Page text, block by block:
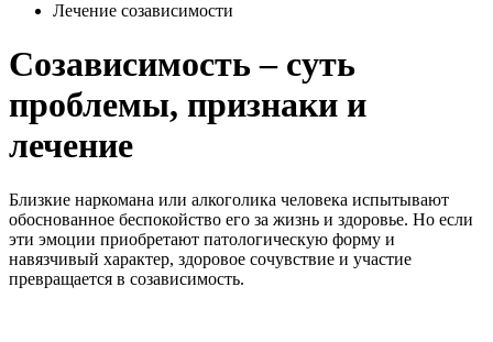
Лечение созависимости
Созависимость – суть
проблемы, признаки и
лечение
Близкие наркомана или алкоголика человека испытывают
обоснованное беспокойство его за жизнь и здоровье. Но если
эти эмоции приобретают патологическую форму и
навязчивый характер, здоровое сочувствие и участие
превращается в созависимость.